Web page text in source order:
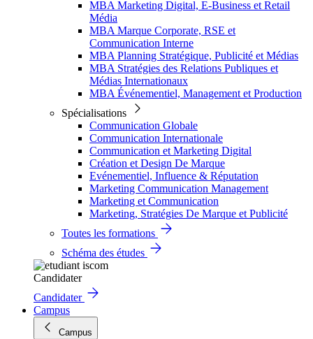
MBA Marketing Digital, E-Business et Retail
Média
MBA Marque Corporate, RSE et
Communication Interne
MBA Planning Stratégique, Publicité et Médias
MBA Stratégies des Relations Publiques et
Médias Internationaux
MBA Événementiel, Management et Production
Spécialisations
Communication Globale
Communication Internationale
Communication et Marketing Digital
Création et Design De Marque
Evénementiel, Influence & Réputation
Marketing Communication Management
Marketing et Communication
Marketing, Stratégies De Marque et Publicité
Toutes les formations
Schéma des études
Candidater
Candidater
Campus
Campus